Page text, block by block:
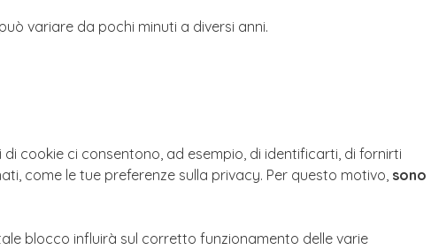
variare da pochi minuti a diversi anni.
cookie ci consentono, ad esempio, di identificarti, di fornirti
come le tue preferenze sulla privacy. Per questo motivo, sono
blocco influirà sul corretto funzionamento delle varie